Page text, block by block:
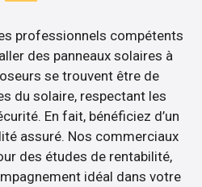
professionnels compétents
des panneaux solaires à
se trouvent être de
du solaire, respectant les
En fait, bénéficiez d’un
assuré. Nos commerciaux
des études de rentabilité,
idéal dans votre